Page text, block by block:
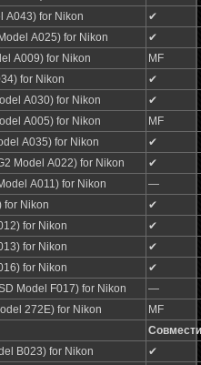
A043) for Nikon
✔
A025) for Nikon
✔
A009) for Nikon
MF
for Nikon
✔
A030) for Nikon
✔
A005) for Nikon
MF
A035) for Nikon
✔
Model A022) for Nikon
✔
A011) for Nikon
―
for Nikon
✔
for Nikon
✔
for Nikon
✔
for Nikon
✔
Model F017) for Nikon
―
272E) for Nikon
MF
B023) for Nikon
✔